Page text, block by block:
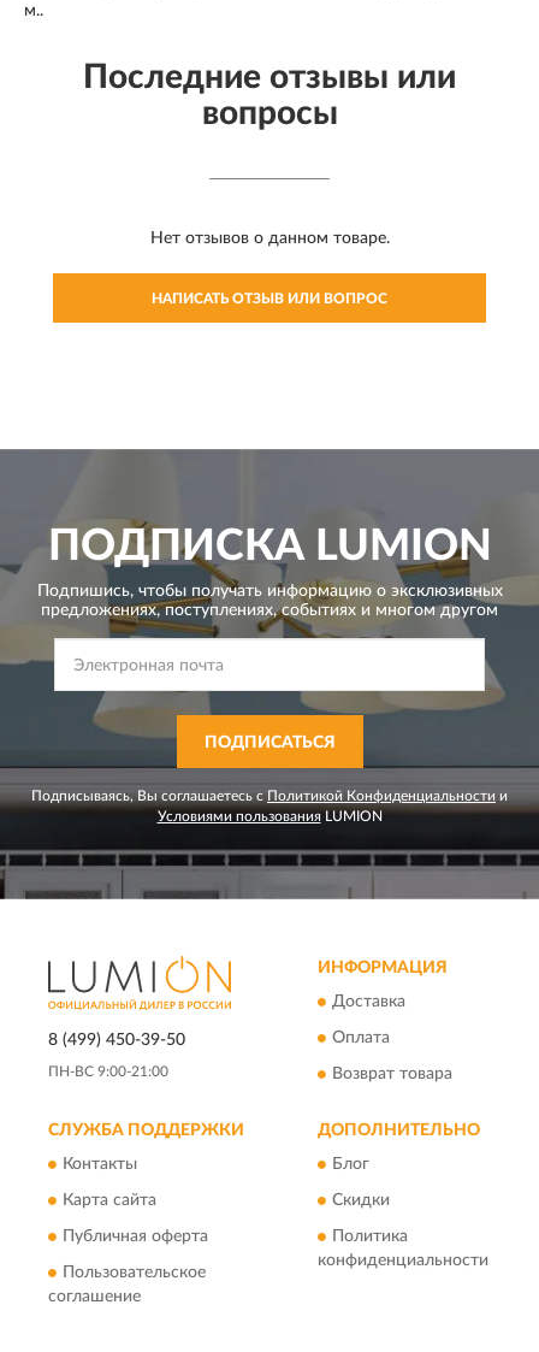
м..
Последние отзывы или
вопросы
Нет отзывов о данном товаре.
НАПИСАТЬ ОТЗЫВ ИЛИ ВОПРОС
ПОДПИСКАLUMION
Подпишись, чтобы получать информацию о эксклюзивных
предложениях,поступлениях, событиях и многом другом
ПОДПИСАТЬСЯ
Подписываясь, Вы соглашаетесь сПолитикой Конфиденциальности и
Условиями пользованияLUMION
8 (499) 450-39-50
ПН-ВС 9:00-21:00
ИНФОРМАЦИЯ
Доставка
Оплата
Возврат товара
СЛУЖБА ПОДДЕРЖКИ
Контакты
Карта сайта
Публичная оферта
Пользовательское
соглашение
ДОПОЛНИТЕЛЬНО
Блог
Скидки
Политика
конфиденциальности